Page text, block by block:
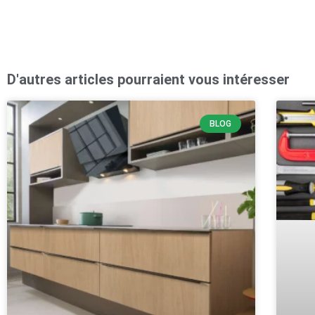
D'autres articles pourraient vous intéresser
BLOG